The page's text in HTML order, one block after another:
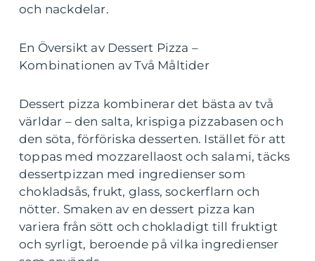
och nackdelar.
En Översikt av Dessert Pizza –
Kombinationen av Två Måltider
Dessert pizza kombinerar det bästa av två
världar – den salta, krispiga pizzabasen och
den söta, förföriska desserten. Istället för att
toppas med mozzarellaost och salami, täcks
dessertpizzan med ingredienser som
chokladsås, frukt, glass, sockerflarn och
nötter. Smaken av en dessert pizza kan
variera från sött och chokladigt till fruktigt
och syrligt, beroende på vilka ingredienser